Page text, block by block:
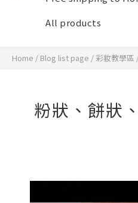
All products
Home / Blog list page / 彩妝教學區
粉狀、餅狀